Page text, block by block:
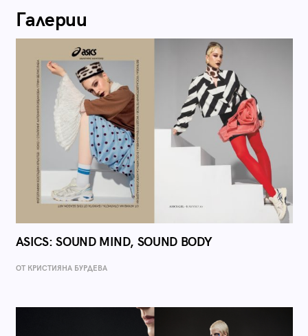
Галерии
ASICS: SOUND MIND, SOUND BODY
ОТ КРИСТИЯНА БУРДЕВА